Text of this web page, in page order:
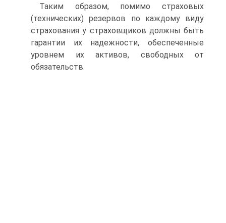
Таким образом, помимо страховых
(технических) резервов по каждому виду
страхования у страховщиков должны быть
гарантии их надежности, обеспеченные
уровнем их активов, свободных от
обязательств.